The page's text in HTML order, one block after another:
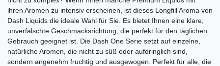
ihren Aromen zu intensiv erscheinen, ist dieses Longfill Aroma von
Dash Liquids die ideale Wahl für Sie. Es bietet Ihnen eine klare,
unverfälschte Geschmacksrichtung, die perfekt für den täglichen
Gebrauch geeignet ist. Die Dash One Serie setzt auf einzelne,
natürliche Aromen, die nicht zu süß oder aufdringlich sind,
sondern angenehm fruchtig und ausgewogen. Perfekt für alle, die